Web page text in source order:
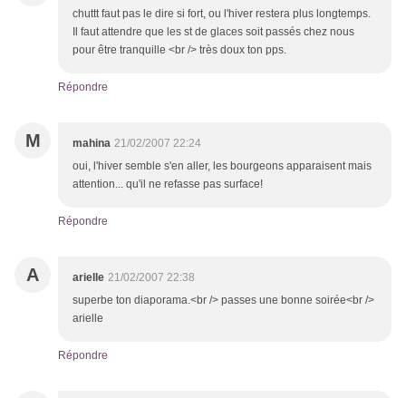
chuttt faut pas le dire si fort, ou l'hiver restera plus longtemps.
Il faut attendre que les st de glaces soit passés chez nous
pour être tranquille <br /> très doux ton pps.
Répondre
M mahina 21/02/2007 22:24
oui, l'hiver semble s'en aller, les bourgeons apparaisent mais
attention... qu'il ne refasse pas surface!
Répondre
A arielle 21/02/2007 22:38
superbe ton diaporama.<br /> passes une bonne soirée<br />
arielle
Répondre